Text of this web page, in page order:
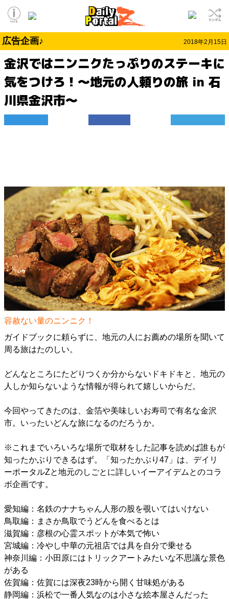
広告企画♪ 2018年2月15日
金沢ではニンニクたっぷりのステーキに
気をつけろ！～地元の人頼りの旅 in 石
川県金沢市～
容赦ない量のニンニク！
ガイドブックに頼らずに、地元の人にお薦めの場所を聞いて
周る旅はたのしい。
どんなところにたどりつくか分からないドキドキと、地元の
人しか知らないような情報が得られて嬉しいからだ。
今回やってきたのは、金箔や美味しいお寿司で有名な金沢
市。いったいどんな旅になるのだろうか。
※これまでいろいろな場所で取材をした記事を読めば誰もが
知ったかぶりできるはず。「 知ったかぶり47 」は、デイリ
ーポータルZと地元のしごとに詳しいイーアイデムとのコラ
ボ企画です。
愛知編： 名鉄のナナちゃん人形の股を覗いてはいけない
鳥取編： まさか鳥取でうどんを食べるとは
滋賀編： 彦根の心霊スポットが本気で怖い
宮城編： 冷やし中華の元祖店では具を自分で乗せる
神奈川編： 小田原にはトリックアートみたいな不思議な景色
がある
佐賀編： 佐賀には深夜23時から開く甘味処がある
静岡編： 浜松で一番人気なのは小さな絵本屋さんだった